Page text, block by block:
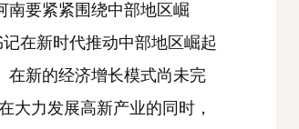
南要紧紧围绕中部地区崛
在新时代推动中部地区崛起
在新的经济增长模式尚未完
大力发展高新产业的同时，